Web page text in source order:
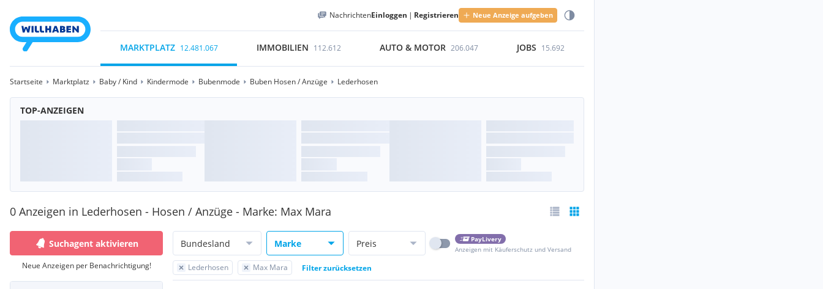
NachrichtenEinloggen | Registrieren Neue Anzeige aufgeben
MARKTPLATZ 12.481.067 IMMOBILIEN 112.612 AUTO & MOTOR 206.047 JOBS 15.692
Startseite Marktplatz Baby / Kind Kindermode Bubenmode Buben Hosen / Anzüge Lederhosen
TOP-ANZEIGEN
0 Anzeigen in Lederhosen - Hosen / Anzüge - Marke: Max Mara
Suchagent aktivieren
Neue Anzeigen per Benachrichtigung!
Bundesland Marke Preis
PayLivery
Anzeigen mit Käuferschutz und Versand
Lederhosen Max Mara Filter zurücksetzen